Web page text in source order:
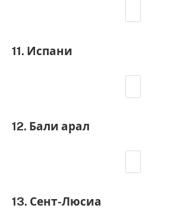
11. Испани
12. Бали арал
13. Сент-Люсиа